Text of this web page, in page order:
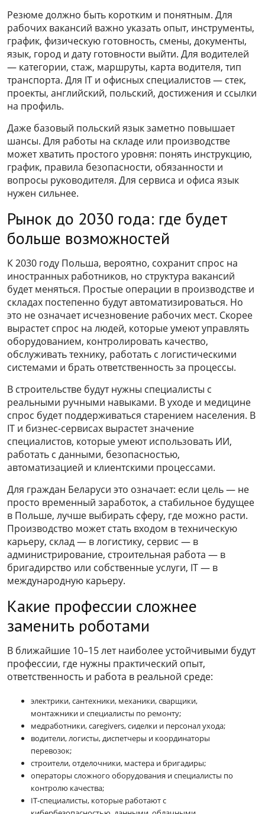
Резюме должно быть коротким и понятным. Для
рабочих вакансий важно указать опыт, инструменты,
график, физическую готовность, смены, документы,
язык, город и дату готовности выйти. Для водителей
— категории, стаж, маршруты, карта водителя, тип
транспорта. Для IT и офисных специалистов — стек,
проекты, английский, польский, достижения и ссылки
на профиль.
Даже базовый польский язык заметно повышает
шансы. Для работы на складе или производстве
может хватить простого уровня: понять инструкцию,
график, правила безопасности, обязанности и
вопросы руководителя. Для сервиса и офиса язык
нужен сильнее.
Рынок до 2030 года: где будет
больше возможностей
К 2030 году Польша, вероятно, сохранит спрос на
иностранных работников, но структура вакансий
будет меняться. Простые операции в производстве и
складах постепенно будут автоматизироваться. Но
это не означает исчезновение рабочих мест. Скорее
вырастет спрос на людей, которые умеют управлять
оборудованием, контролировать качество,
обслуживать технику, работать с логистическими
системами и брать ответственность за процессы.
В строительстве будут нужны специалисты с
реальными ручными навыками. В уходе и медицине
спрос будет поддерживаться старением населения. В
IT и бизнес-сервисах вырастет значение
специалистов, которые умеют использовать ИИ,
работать с данными, безопасностью,
автоматизацией и клиентскими процессами.
Для граждан Беларуси это означает: если цель — не
просто временный заработок, а стабильное будущее
в Польше, лучше выбирать сферу, где можно расти.
Производство может стать входом в техническую
карьеру, склад — в логистику, сервис — в
администрирование, строительная работа — в
бригадирство или собственные услуги, IT — в
международную карьеру.
Какие профессии сложнее
заменить роботами
В ближайшие 10–15 лет наиболее устойчивыми будут
профессии, где нужны практический опыт,
ответственность и работа в реальной среде:
электрики, сантехники, механики, сварщики,
монтажники и специалисты по ремонту;
медработники, caregivers, сиделки и персонал ухода;
водители, логисты, диспетчеры и координаторы
перевозок;
строители, отделочники, мастера и бригадиры;
операторы сложного оборудования и специалисты по
контролю качества;
IT-специалисты, которые работают с